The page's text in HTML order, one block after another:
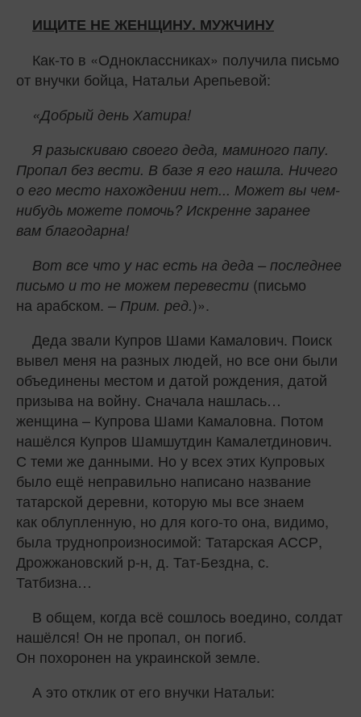
ИЩИТЕ НЕ ЖЕНЩИНУ. МУЖЧИНУ
Как-то в «Одноклассниках» получила письмо
от внучки бойца, Натальи Арепьевой:
«Добрый день Хатира!
Я разыскиваю своего деда, маминого папу.
Пропал без вести. В базе я его нашла. Ничего
о его место нахождении нет... Может вы чем-
нибудь можете помочь? Искренне заранее
вам благодарна!
Вот все что у нас есть на деда – последнее
письмо и то не можем перевести (письмо
на арабском. – Прим. ред.)».
Деда звали Купров Шами Камалович. Поиск
вывел меня на разных людей, но все они были
объединены местом и датой рождения, датой
призыва на войну. Сначала нашлась…
женщина – Купрова Шами Камаловна. Потом
нашёлся Купров Шамшутдин Камалетдинович.
С теми же данными. Но у всех этих Купровых
было ещё неправильно написано название
татарской деревни, которую мы все знаем
как облупленную, но для кого‑то она, видимо,
была труднопроизносимой: Татарская АССР,
Дрожжановский р-н, д. Тат-Бездна, с.
Татбизна…
В общем, когда всё сошлось воедино, солдат
нашёлся! Он не пропал, он погиб.
Он похоронен на украинской земле.
А это отклик от его внучки Натальи: